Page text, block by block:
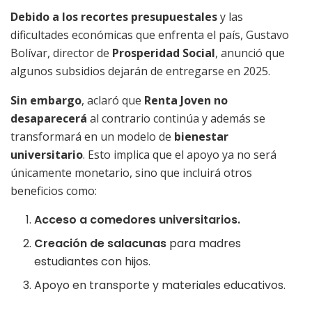
Debido a los recortes presupuestalesy las
dificultades económicas que enfrenta el país, Gustavo
Bolívar, director de Prosperidad Social, anunció que
algunos subsidios dejarán de entregarse en 2025.
Sin embargo, aclaró que Renta Joven no
desaparecerá al contrario continúa y además se
transformará en un modelo de bienestar
universitario. Esto implica que el apoyo ya no será
únicamente monetario, sino que incluirá otros
beneficios como:
Acceso a comedores universitarios.
Creación de salacunas para madres
estudiantes con hijos.
Apoyo en transporte y materiales educativos.